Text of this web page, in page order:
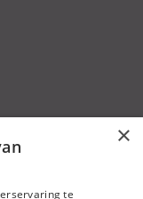
×
te